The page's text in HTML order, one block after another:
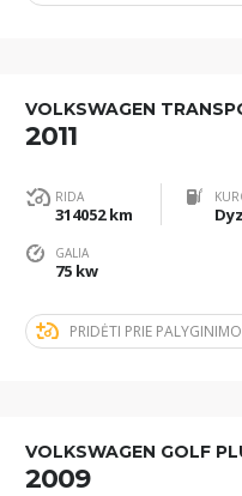
VOLKSWAGEN
2011
RIDA
314052 km
GALIA
75 kw
PRIDĖTI PRIE PALYGINIMO
VOLKSWAGEN GOLF
2009